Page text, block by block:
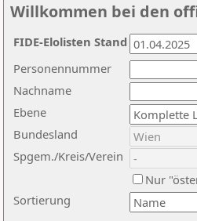
Willkommen bei den
Nachname
Ebene
Sortierung
Personennummer
Bundesland
Spgem./Kreis/Verein
Nur
FIDE-Elolisten Stand